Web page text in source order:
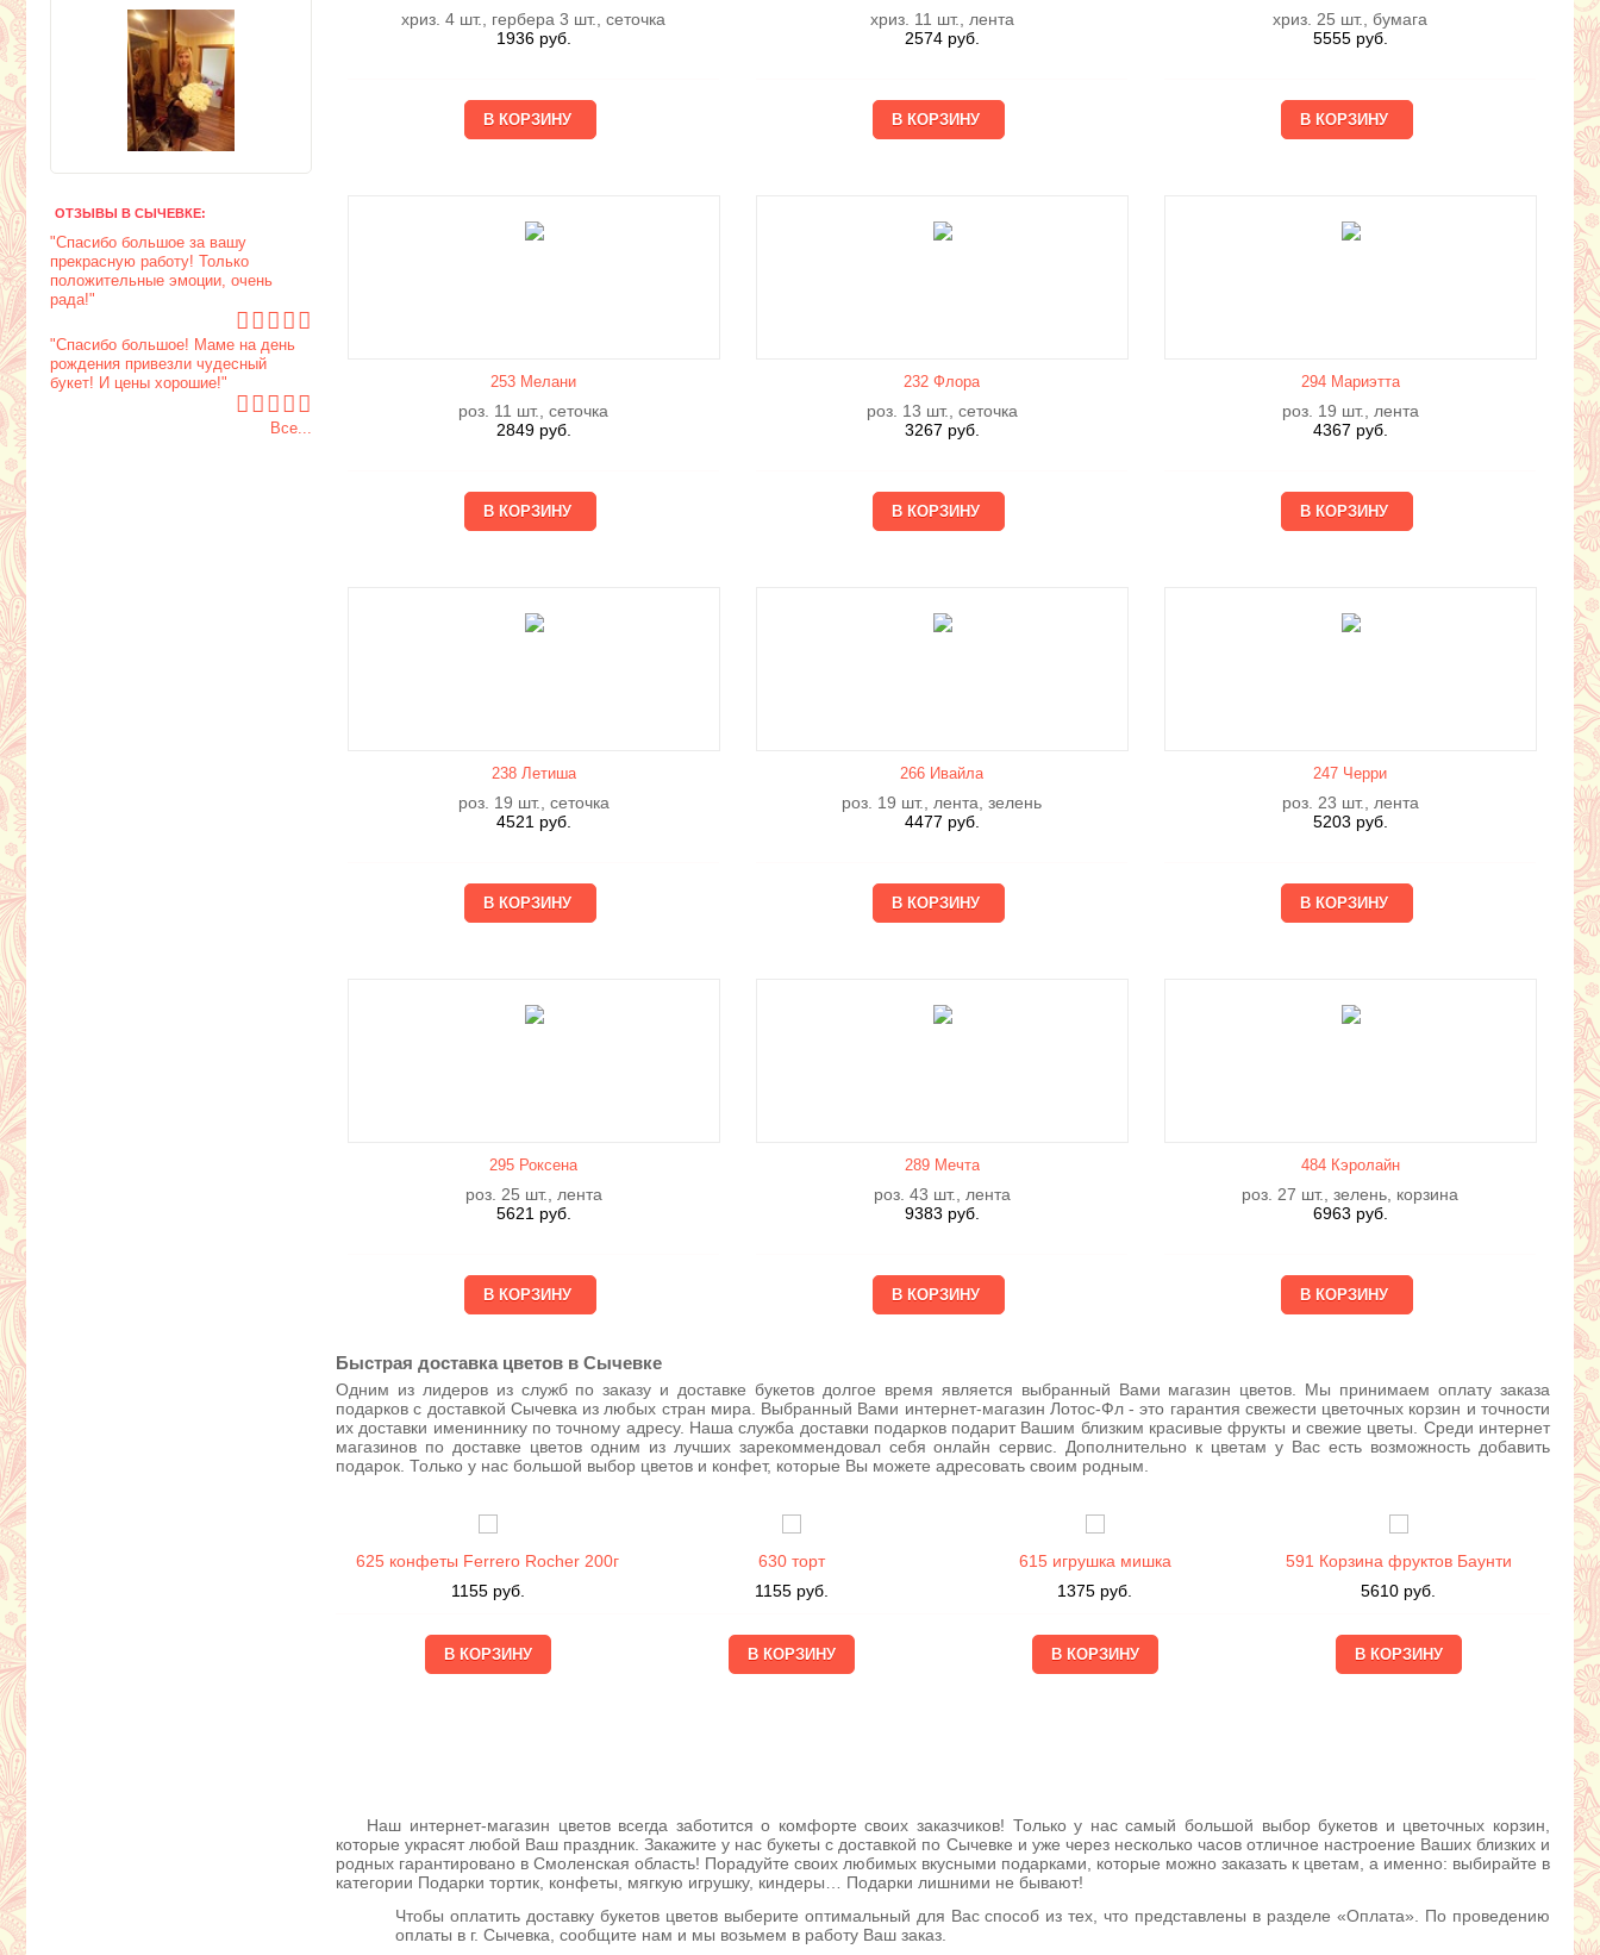
ОТЗЫВЫ В СЫЧЕВКЕ:
"Спасибо большое за вашу
прекрасную работу! Только
положительные эмоции, очень
рада!"
"Спасибо большое! Маме на день
рождения привезли чудесный
букет! И цены хорошие!"
Все...
хриз. 4 шт., гербера 3 шт., сеточка
1936 руб.
хриз. 11 шт., лента
2574 руб.
хриз. 25 шт., бумага
5555 руб.
253 Мелани
роз. 11 шт., сеточка
2849 руб.
232 Флора
роз. 13 шт., сеточка
3267 руб.
294 Мариэтта
роз. 19 шт., лента
4367 руб.
238 Летишa
роз. 19 шт., сеточка
4521 руб.
266 Ивайла
роз. 19 шт., лента, зелень
4477 руб.
247 Черри
роз. 23 шт., лента
5203 руб.
295 Роксена
роз. 25 шт., лента
5621 руб.
289 Мечта
роз. 43 шт., лента
9383 руб.
484 Кэролайн
роз. 27 шт., зелень, корзина
6963 руб.
Быстрая доставка цветов в Сычевке
Одним из лидеров из служб по заказу и доставке букетов долгое время является выбранный Вами магазин цветов. Мы принимаем оплату заказа
подарков с доставкой Сычевка из любых стран мира. Выбранный Вами интернет-магазин Лотос-Фл - это гарантия свежести цветочных корзин и точности
их доставки имениннику по точному адресу. Наша служба доставки подарков подарит Вашим близким красивые фрукты и свежие цветы. Среди интернет
магазинов по доставке цветов одним из лучших зарекоммендовал себя онлайн сервис. Дополнительно к цветам у Вас есть возможность добавить
подарок. Только у нас большой выбор цветов и конфет, которые Вы можете адресовать своим родным.
625 конфеты Ferrero Rocher 200г
1155 руб.
630 торт
1155 руб.
615 игрушка мишка
1375 руб.
591 Корзина фруктов Баунти
5610 руб.
Наш интернет-магазин цветов всегда заботится о комфорте своих заказчиков! Только у нас самый большой выбор букетов и цветочных корзин,
которые украсят любой Ваш праздник. Закажите у нас букеты с доставкой по Сычевке и уже через несколько часов отличное настроение Ваших близких и
родных гарантировано в Смоленская область! Порадуйте своих любимых вкусными подарками, которые можно заказать к цветам, а именно: выбирайте в
категории Подарки тортик, конфеты, мягкую игрушку, киндеры… Подарки лишними не бывают!
Чтобы оплатить доставку букетов цветов выберите оптимальный для Вас способ из тех, что представлены в разделе «Оплата». По проведению
оплаты в г. Сычевка, сообщите нам и мы возьмем в работу Ваш заказ.